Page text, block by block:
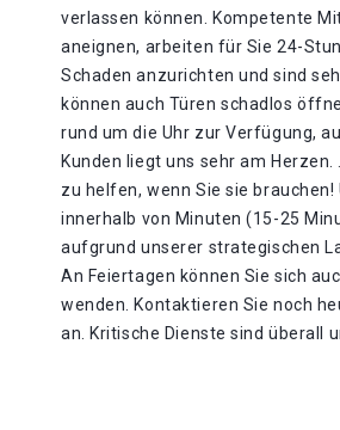
verlassen können. Kompetente
aneignen, arbeiten für Sie 24-
Schaden anzurichten und sind
können auch Türen schadlos
rund um die Uhr zur Verfügung,
Kunden liegt uns sehr am
zu helfen, wenn Sie sie
innerhalb von Minuten (15-25
aufgrund unserer strategischen
An Feiertagen können Sie sich
wenden. Kontaktieren Sie noch
an. Kritische Dienste sind überall